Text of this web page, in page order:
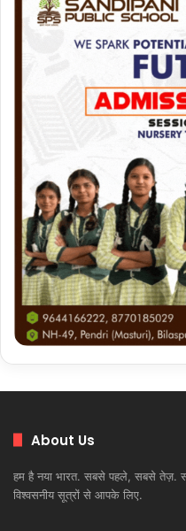
About Us
हम है नया भारत. सबसे पहले, सबसे तेज़.
विश्वसनीय सूत्रों से आपके लिए.